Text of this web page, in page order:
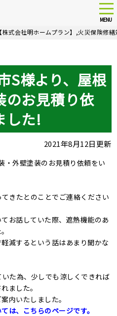
MENU
式会社明ホームプラン】,火災保険修繕
S様より、屋根
のお見積り依
した!
2021年8月12日更新
・外壁塗装のお見積り依頼をい
きたとのことでご連絡ください
お話していた際、遮熱機能のあ
減するという話はあまり聞かな
た為、少しでも涼しくできれば
ました。
内いたしました。
は、こちらのページです。